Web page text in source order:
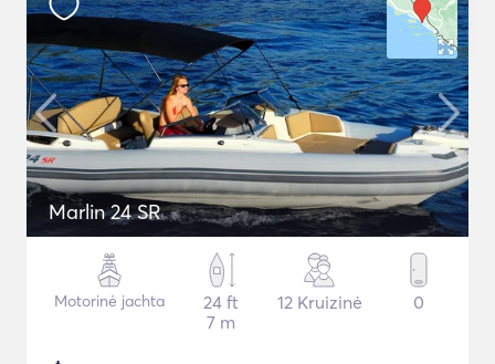
Marlin 24 SR
Motorinė jachta
24 ft
7 m
12 Kruizinė 0